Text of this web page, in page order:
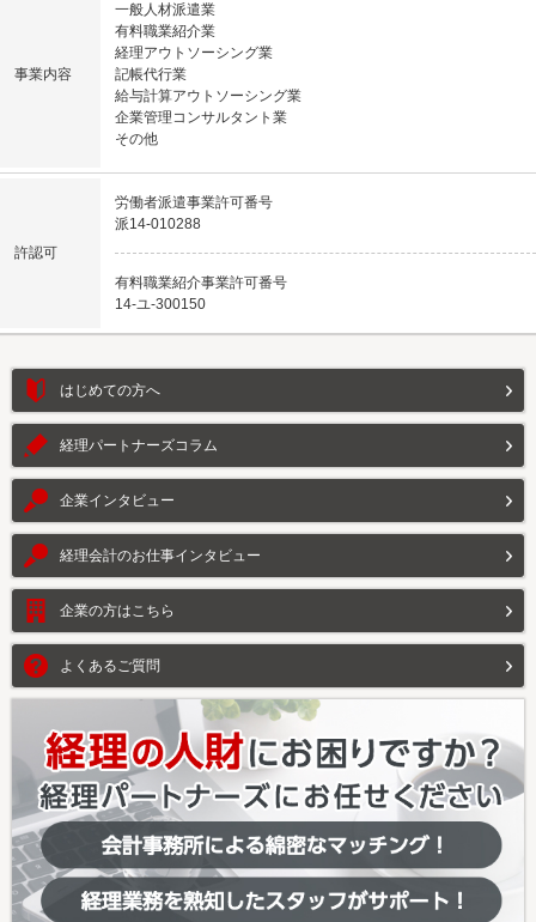
事業内容
一般人材派遣業
有料職業紹介業
経理アウトソーシング業
記帳代行業
給与計算アウトソーシング業
企業管理コンサルタント業
その他
許認可
労働者派遣事業許可番号
派14-010288
有料職業紹介事業許可番号
14-ユ-300150
はじめての方へ
経理パートナーズコラム
企業インタビュー
経理会計のお仕事インタビュー
企業の方はこちら
よくあるご質問